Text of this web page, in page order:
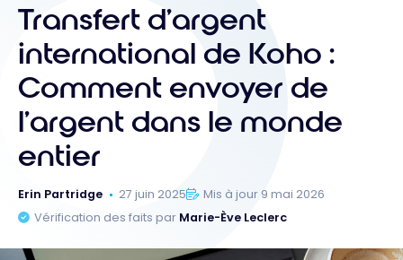
Transfert d’argent
international de Koho :
Comment envoyer de
l’argent dans le monde
entier
Erin Partridge 27 juin 2025
Mis à jour 9 mai 2026
Vérification des faits par Marie-Ève Leclerc